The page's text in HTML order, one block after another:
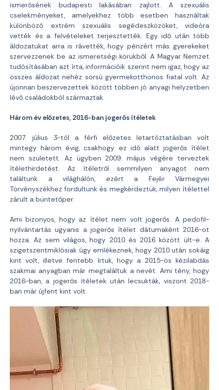
ismerősének budapesti lakásában zajlott. A szexuális
cselekményeket, amelyekhez több esetben használtak
különböző extrém szexuális segédeszközöket, videóra
vették és a felvételeket terjesztették. Egy idő után több
áldozatukat arra is rávették, hogy pénzért más gyerekeket
szervezzenek be az ismeretségi körükből. A Magyar Nemzet
tudósításában azt írta, információik szerint nem igaz, hogy az
összes áldozat nehéz sorsú gyermekotthonos fiatal volt. Az
újonnan beszervezettek között többen jó anyagi helyzetben
lévő családokból származtak.
Három év előzetes, 2016-ban jogerős ítéletek
2007. július 3-tól a férfi előzetes letartóztatásban volt
mintegy három évig, csakhogy ez idő alatt jogerős ítélet
nem született. Az ügyben 2009. május végére terveztek
ítélethirdetést. Az ítéletről semmilyen anyagot nem
találtunk a világhálón, ezért a Fejér Vármegyei
Törvényszékhez fordultunk és megkérdeztük, milyen ítélettel
zárult a büntetőper.
Ami bizonyos, hogy az ítélet nem volt jogerős. A pedofil-
nyilvántartás ugyanis a jogerős ítélet dátumaként 2016-ot
hozza. Az sem világos, hogy 2010 és 2016 között ült-e. A
szigetszentmiklósiak úgy emlékeznek, hogy 2010 után sokáig
kint volt, illetve fentebb írtuk, hogy a 2015-ös kézilabdás
szakmai anyagban már megtaláltuk a nevét. Ami tény, hogy
2016-ban, a jogerős ítéletek után lecsukták, viszont 2018-
ban már újfent kint volt.